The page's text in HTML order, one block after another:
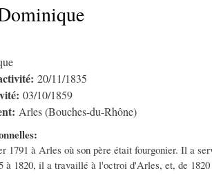
20/11/1835
03/10/1859
Arles (Bouches-du-Rhône)
1791 à Arles où son père était fourgonier. Il a
à 1820, il a travaillé à l'octroi d'Arles, et, de